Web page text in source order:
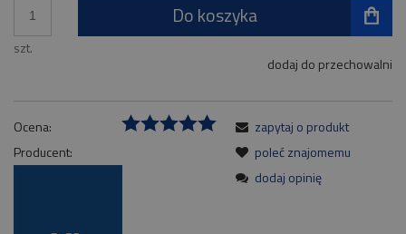
szt.
Do koszyka
dodaj do przechowalni
Ocena:
Producent:
zapytaj o produkt
poleć znajomemu
dodaj opinię